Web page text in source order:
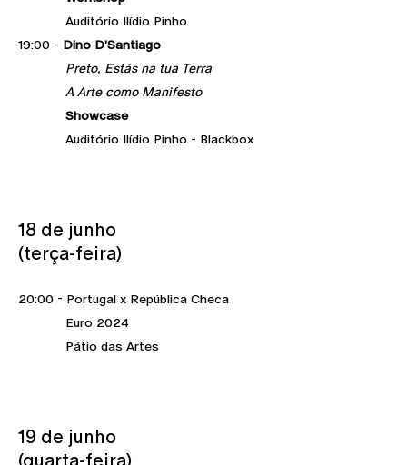
Auditório Ilídio Pinho
19:00 - Dino D'Santiago
Preto, Estás na tua Terra
A Arte como Manifesto
Showcase
Auditório Ilídio Pinho - Blackbox
18 de junho
(terça-feira)
20:00 - Portugal x República Checa
Euro 2024
Pátio das Artes
19 de junho
(quarta-feira)